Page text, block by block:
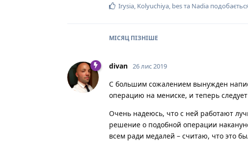
Irysia, Kolyuchiya, besта Nadia
МІСЯЦ ПІЗНІШЕ
divan 26 лис 2019
С большим сожалением вынужден
операцию на мениске, и теперь
Очень надеюсь, что с ней работают
решение о подобной операции
всем ради медалей – считаю, что это